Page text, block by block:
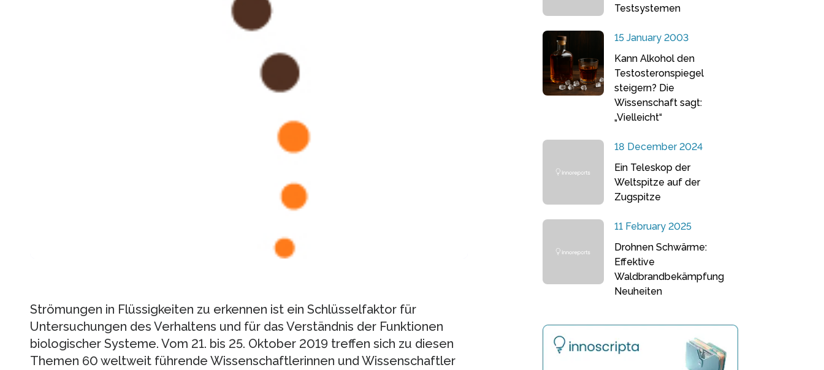
Strömungen in Flüssigkeiten zu erkennen ist ein Schlüsselfaktor für
Untersuchungen des Verhaltens und für das Verständnis der Funktionen
biologischer Systeme. Vom 21. bis 25. Oktober 2019 treffen sich zu diesen
Themen 60 weltweit führende Wissenschaftlerinnen und Wissenschaftler
Testsystemen
15 January 2003
Kann Alkohol den
Testosteronspiegel
steigern? Die
Wissenschaft sagt:
„Vielleicht“
18 December 2024
Ein Teleskop der
Weltspitze auf der
Zugspitze
11 February 2025
Drohnen Schwärme:
Effektive
Waldbrandbekämpfung
Neuheiten